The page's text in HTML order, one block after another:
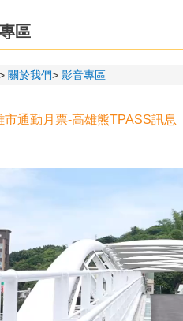
區
關於我們 影音專區
市通勤月票-高雄熊TPASS訊息